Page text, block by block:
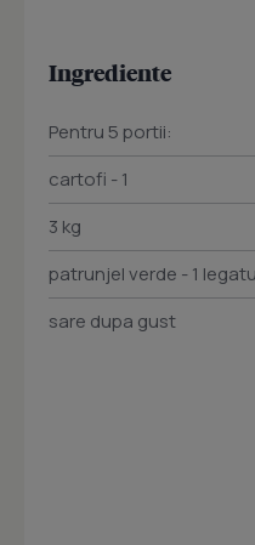
Ingrediente
Pentru 5 portii:
cartofi - 1
3 kg
patrunjel verde - 1
sare dupa gust